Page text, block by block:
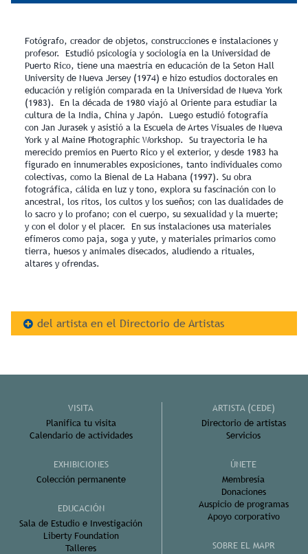
Fotógrafo, creador de objetos, construcciones e instalaciones y
profesor. Estudió psicología y sociología en la Universidad de
Puerto Rico, tiene una maestría en educación de la Seton Hall
University de Nueva Jersey (1974) e hizo estudios doctorales en
educación y religión comparada en la Universidad de Nueva York
(1983). En la década de 1980 viajó al Oriente para estudiar la
cultura de la India, China y Japón. Luego estudió fotografía
con Jan Jurasek y asistió a la Escuela de Artes Visuales de Nueva
York y al Maine Photographic Workshop. Su trayectoria le ha
merecido premios en Puerto Rico y el exterior, y desde 1983 ha
figurado en innumerables exposiciones, tanto individuales como
colectivas, como la Bienal de La Habana (1997). Su obra
fotográfica, cálida en luz y tono, explora su fascinación con lo
ancestral, los ritos, los cultos y los sueños; con las dualidades de
lo sacro y lo profano; con el cuerpo, su sexualidad y la muerte;
y con el dolor y el placer. En sus instalaciones usa materiales
efímeros como paja, soga y yute, y materiales primarios como
tierra, huesos y animales disecados, aludiendo a rituales,
altares y ofrendas.
del artista en el Directorio de Artistas
VISITA
Planifica tu visita
Calendario de actividades
EXHIBICIONES
Colección permanente
EDUCACIÓN
Sala de Estudio e Investigación
Liberty Foundation
Talleres
ARTISTA (CEDE)
Directorio de artistas
Servicios
ÚNETE
Membresía
Donaciones
Auspicio de programas
Apoyo corporativo
SOBRE EL MAPR